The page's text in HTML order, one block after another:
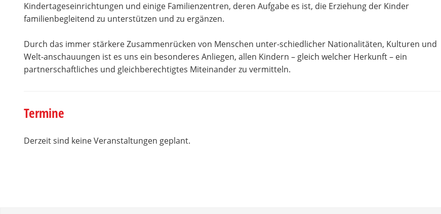
Kindertageseinrichtungen und einige Familienzentren, deren Aufgabe es ist, die Erziehung der Kinder
familienbegleitend zu unterstützen und zu ergänzen.
Durch das immer stärkere Zusammenrücken von Menschen unter-schiedlicher Nationalitäten, Kulturen und
Welt-anschauungen ist es uns ein besonderes Anliegen, allen Kindern – gleich welcher Herkunft – ein
partnerschaftliches und gleichberechtigtes Miteinander zu vermitteln.
Termine
Derzeit sind keine Veranstaltungen geplant.